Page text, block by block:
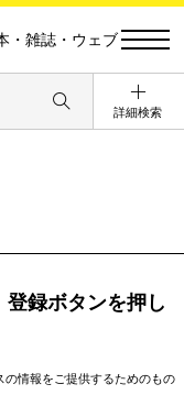
・雑誌・ウェブ
詳細検索
録ボタンを押し
情報をご提供するためのもの